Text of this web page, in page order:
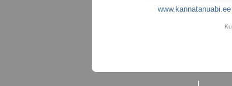
www.kannatanuabi.ee